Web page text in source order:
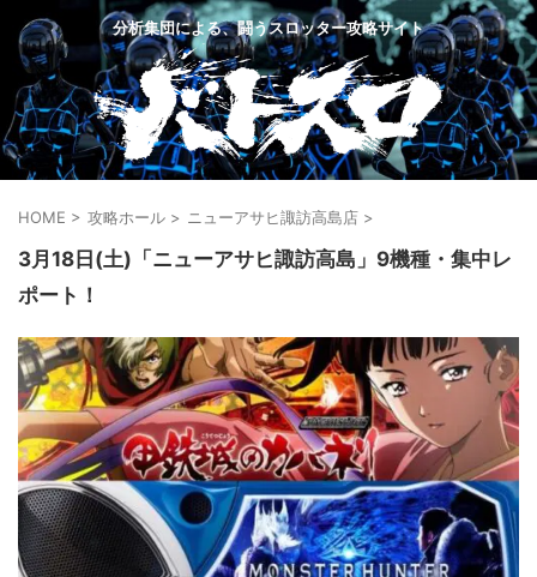
分析集団による、闘うスロッター攻略サイト
HOME > 攻略ホール > ニューアサヒ諏訪高島店 >
3月18日(土)「ニューアサヒ諏訪高島」9機種・集中レ
ポート！